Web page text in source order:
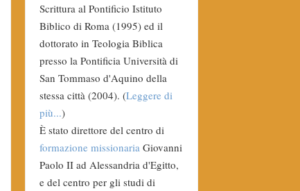
Scrittura al Pontificio Istituto
Biblico di Roma (1995) ed il
dottorato in Teologia Biblica
presso la Pontificia Università di
San Tommaso d'Aquino della
stessa città (2004). (Leggere di
più...)
È stato direttore del centro di
formazione missionaria Giovanni
Paolo II ad Alessandria d'Egitto,
e del centro per gli studi di